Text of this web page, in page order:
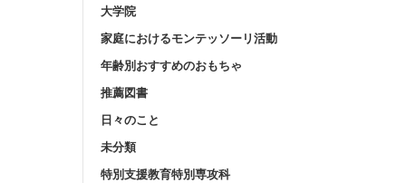
大学院
家庭におけるモンテッソーリ活動
年齢別おすすめのおもちゃ
推薦図書
日々のこと
未分類
特別支援教育特別専攻科